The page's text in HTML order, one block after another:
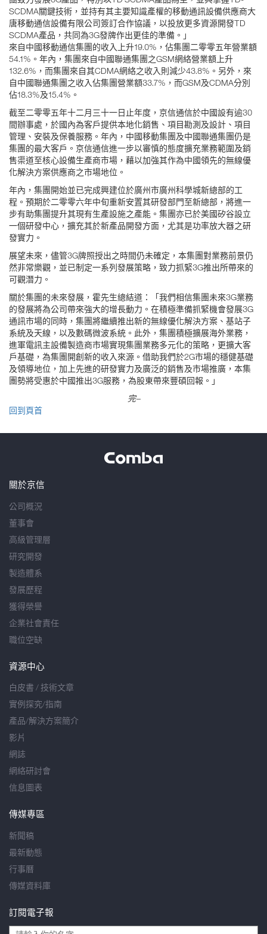
SCDMA關鍵技術，並持有其主要知識產權的移動通訊設備供應商大
唐移動通信設備有限公司簽訂合作協議，以投放更多資源開發TD
SCDMA產品，共同為3G發牌作出更佳的準備。」
來自中國移動通信集團的收入上升19.0%，佔集團二零零五年營業額
54.1%。年內，集團來自中國聯通集團之GSM網絡營業額上升
132.6%，而集團來自其CDMA網絡之收入則減少43.8%。另外，來
自中國聯通集團之收入佔集團營業額33.7%，而GSM及CDMA分別
佔18.3%及15.4%。
截至二零零五年十二月三十一日止年度，京信通信於中國設有逾30
間辦事處，於國內為客戶提供本地化銷售、項目勘測及設計、項目
管理、安裝及保養服務。年內，中國移動集團及中國聯通集團仍是
集團的最大客戶。京信通信進一步以審慎的態度擴充業務範圍及銷
售渠道至核心設備生產商市場，藉以加強其作為中國領先的無線優
化解決方案供應商之市場地位。
年內，集團開始並已完成興建位於廣州市廣州科學城新總部的工
程。預期於二零零六年中旬重新安置其研發部門至新總部，將進一
步有助集團提升其現有生產設施之產能。集團亦已於美國矽谷設立
一個研發中心，擴充其於新產品開發方面，尤其是功率放大器之研
發實力。
展望未來，儘管3G牌照授出之時間仍未確定，本集團對業務前景仍
然非常樂觀，並已制定一系列發展策略，致力抓緊3G推出所帶來的
可觀潛力。
關於集團的未來發展，霍先生總結道：「我們相信集團未來3G業務
的發展將為公司帶來強大的增長動力。在積極準備抓緊機會發展3G
通訊市場的同時，集團將繼續推出新的無線優化解決方案、基站子
系統及天線，以及數碼微波系統。此外，集團積極擴展海外業務，
進軍電訊主設備製造商市場實現集團業務多元化的策略，更擴大客
戶基礎，為集團開創新的收入來源。借助我們於2G市場的穩健基礎
及領導地位，加上先進的研發實力及廣泛的銷售及市場推廣，本集
團勢將受惠於中國推出3G服務，為股東帶來豐碩回報。」
完–
回到頁首
關於京信
公司概況
董事會
高級管理層
研究開發
製造體系
發展歷程
獲得榮譽
企業社會責任
職位空缺
資源中心
白皮書 / 技術文章
實例探究/指南
產品/解決方案簡介
影片
網誌
網絡研討會
信息圖表
傳媒專區
新聞稿
最新動態
行事曆
傳媒資料庫
訂閱電子報